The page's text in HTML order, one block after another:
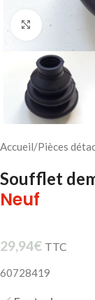
Cliquez
Accueil/Pièces
Soufflet
Neuf
29,94€ TTC
60728419